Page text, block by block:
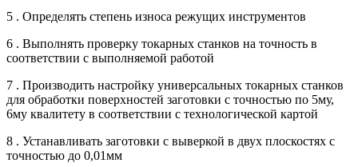
5 . Определять степень износа режущих инструментов
6 . Выполнять проверку токарных станков на точность в
соответствии с выполняемой работой
7 . Производить настройку универсальных токарных станков
для обработки поверхностей заготовки с точностью по 5му,
6му квалитету в соответствии с технологической картой
8 . Устанавливать заготовки с выверкой в двух плоскостях с
точностью до 0,01мм